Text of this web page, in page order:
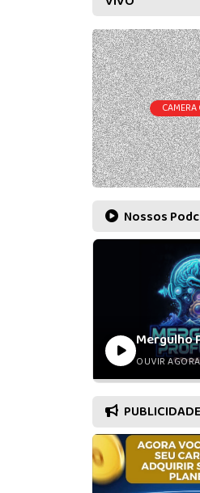
Nossos
Mergulho
OUVIR AGORA
PUBLICIDADE